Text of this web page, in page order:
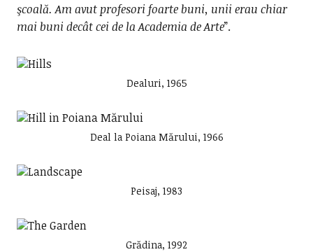
şcoală. Am avut profesori foarte buni, unii erau chiar
mai buni decât cei de la Academia de Arte”.
Dealuri, 1965
Deal la Poiana Mărului, 1966
Peisaj, 1983
Grădina, 1992